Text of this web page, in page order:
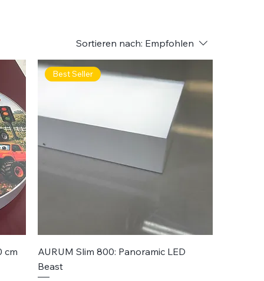
Sortieren nach: Empfohlen
cm
Best Seller
AURUM Slim 800: Panoramic LED
Beast